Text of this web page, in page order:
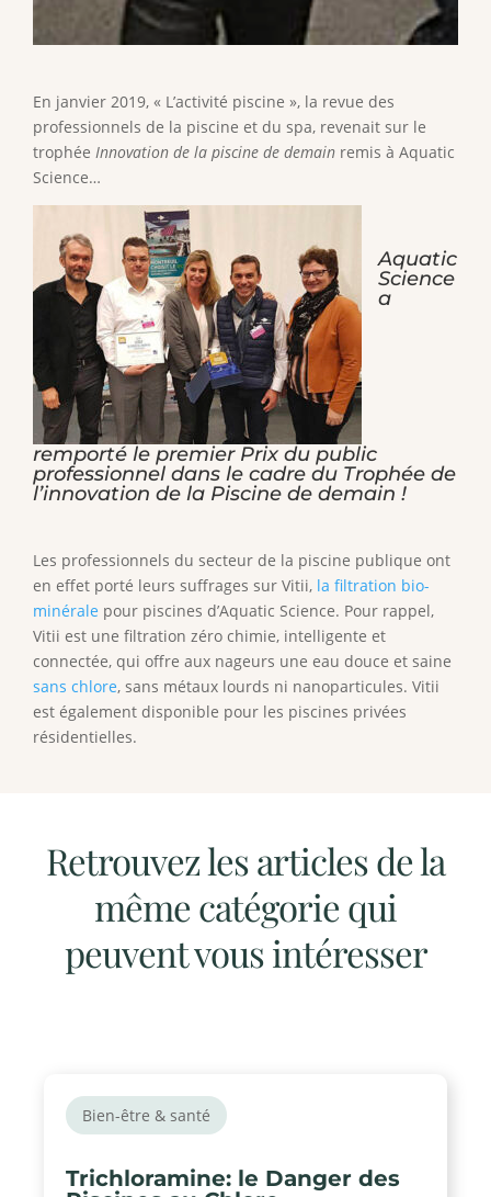
En janvier 2019, « L’activité piscine », la revue des
professionnels de la piscine et du spa, revenait sur le
trophée Innovation de la piscine de demain remis à Aquatic
Science…
Aquatic
Science
a
remporté le premier Prix du public
professionnel dans le cadre du Trophée de
l’innovation de la Piscine de demain !
Les professionnels du secteur de la piscine publique ont
en effet porté leurs suffrages sur Vitii, la filtration bio-
minérale pour piscines d’Aquatic Science. Pour rappel,
Vitii est une filtration zéro chimie, intelligente et
connectée, qui offre aux nageurs une eau douce et saine
sans chlore, sans métaux lourds ni nanoparticules. Vitii
est également disponible pour les piscines privées
résidentielles.
Retrouvez les articles de la
même catégorie qui
peuvent vous intéresser
Bien-être & santé
Trichloramine: le Danger des